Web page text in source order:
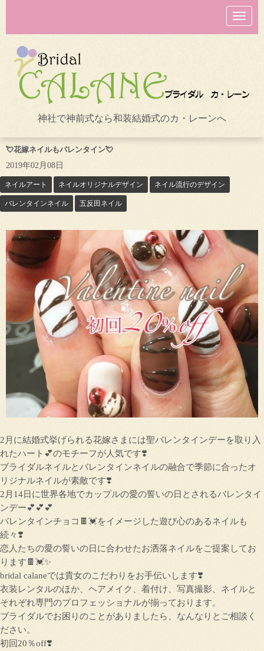
N
a
v
o
n
神社で神前式なら和装結婚式のカ・レーンへ
💘花嫁ネイルもバレンタイン💘
2019年02月08日
ネイルアート ネイルオリジナルデザイン ネイル流行のデザイン
バレンタインネイル 五反田ネイル
2月に結婚式挙げられる花嫁さまには聖バレンタインデーを取り入
れたハート💕のモチーフが人気です❣️
ブライダルネイルとバレンタインネイルの融合で季節に合ったオ
リジナルネイルが素敵です❣️
2月14日に世界各地でカップルの愛の誓いの日とされるバレンタイ
ンデー💕💕💕
バレンタインチョコ🍫💓をイメージした遊び心のあるネイルも
続々❣️
恋人たちの愛の誓いの日に合わせたお洒落ネイルをご提案してお
ります🍫💓✨
bridal calaneでは貴女のこだわりをお手伝いします❣️
衣装レンタルのほか、ヘアメイク、着付け、写真撮影、ネイルと
それぞれ専門のプロフェッショナルが揃っております。
ブライダルでお困りのことがありましたら、なんなりとご相談く
ださい。
初回20％off❣️